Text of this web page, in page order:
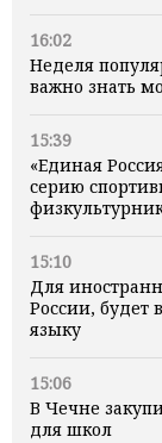
16:02
Неделя
важно знать
15:39
«Единая
серию
15:10
Для
России, будет
языку
15:06
В Чечне
для школ